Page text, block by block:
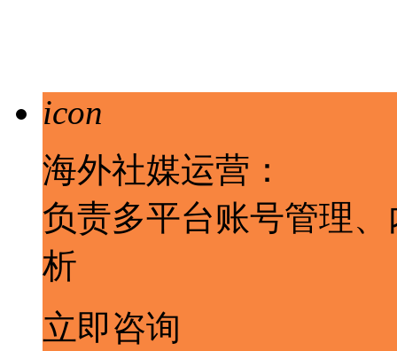
icon
海外社媒运营：
负责多平台账号管理
析
立即咨询